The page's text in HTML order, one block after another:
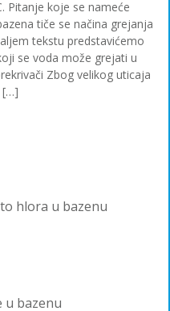
Pitanje koje se nameće
tiče se načina grejanja
tekstu predstavićemo
se voda može grejati u
Zbog velikog uticaja
[…]
hlora u bazenu
u bazenu